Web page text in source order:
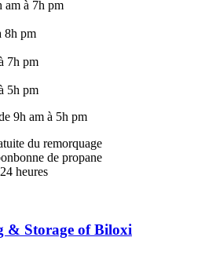
am à 7h pm
8h pm
7h pm
5h pm
9h am à 5h pm
du remorquage
de propane
heures
& Storage of Biloxi